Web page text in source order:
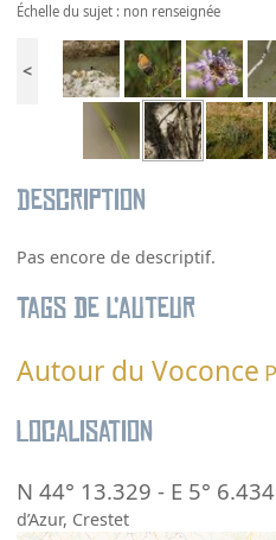
Échelle du sujet : non renseignée
<
Description
Pas encore de descriptif.
Tags de l’auteur
Autour du Voconce
Localisation
N 44° 13.329 - E 5° 6.434
d’Azur, Crestet